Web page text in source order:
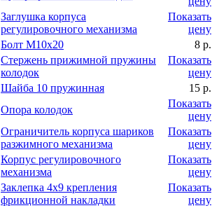
Заглушка корпуса
регулировочного механизма
Показать
цену
Болт М10х20
8 р.
Стержень прижимной пружины
колодок
Показать
цену
Шайба 10 пружинная
15 р.
Опора колодок
Показать
цену
Ограничитель корпуса шариков
разжимного механизма
Показать
цену
Корпус регулировочного
механизма
Показать
цену
Заклепка 4х9 крепления
фрикционной накладки
Показать
цену